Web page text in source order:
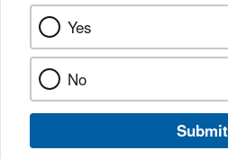
Yes
No
Submit